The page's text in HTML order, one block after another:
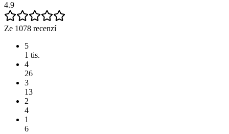
4.9
Ze 1078 recenzí
5
1 tis.
4
26
3
13
2
4
1
6